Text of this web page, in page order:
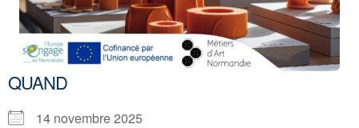
QUAND
14 novembre 2025